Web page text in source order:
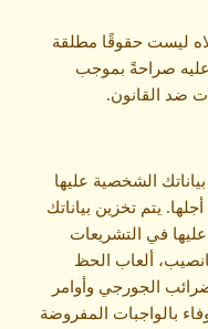
ليست حقوقًا مطلقة
صراحةً بموجب
ضد القانون.
الشخصية عليها
يتم تخزين بياناتك
في التشريعات
ألعاب الحظ
الجورجي وأوامر
بالواجبات المفروضة